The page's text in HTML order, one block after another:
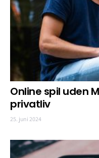
Online spil uden
privatliv
25. juni 2024